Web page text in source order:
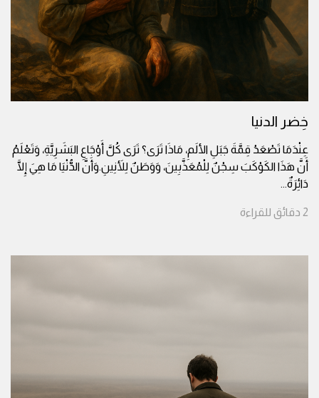
خِضر الدنيا
عِنْدَمَا تَصْعَدُ قِمَّةَ جَبَلِ الألَمِ، مَاذَا تَرَى؟ تَرَى كُلَّ أَوْجَاعِ البَشَرِيَّةِ، وَتَعْلَمُ
أَنَّ هَذَا الكَوْكَبَ سِجْنٌ لِلْمُعَذَّبِينَ، وَوَطَنٌ لِلأَنِينِ.وَأَنَّ الدُّنْيَا مَا هِيَ إِلَّا
دَائِرَةٌ...
2 دقائق للقراءة